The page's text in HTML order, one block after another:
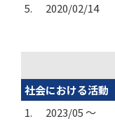
5.
2020/02/14
社会における活動
1.
2023/05 ～